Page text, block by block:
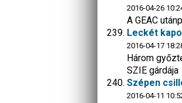
2016-04-26
A GEAC
Leckét
2016-04-17
Három
SZIE gárdája
Szépen
2016-04-11